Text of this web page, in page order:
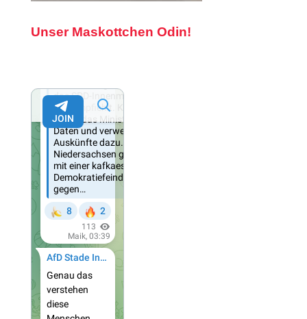
Unser Maskottchen Odin!